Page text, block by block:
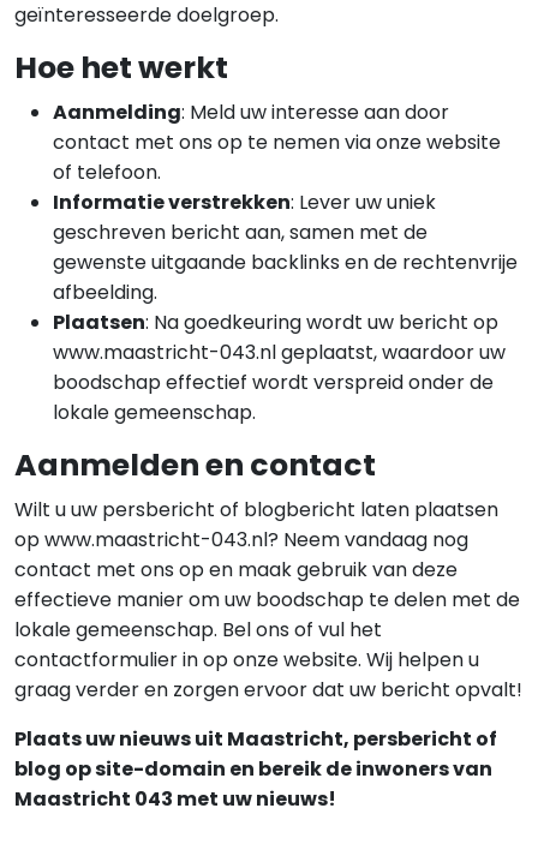
geïnteresseerde doelgroep.
Hoe het werkt
Aanmelding: Meld uw interesse aan door
contact met ons op te nemen via onze website
of telefoon.
Informatie verstrekken: Lever uw uniek
geschreven bericht aan, samen met de
gewenste uitgaande backlinks en de rechtenvrije
afbeelding.
Plaatsen: Na goedkeuring wordt uw bericht op
www.maastricht-043.nl geplaatst, waardoor uw
boodschap effectief wordt verspreid onder de
lokale gemeenschap.
Aanmelden en contact
Wilt u uw persbericht of blogbericht laten plaatsen
op www.maastricht-043.nl? Neem vandaag nog
contact met ons op en maak gebruik van deze
effectieve manier om uw boodschap te delen met de
lokale gemeenschap. Bel ons of vul het
contactformulier in op onze website. Wij helpen u
graag verder en zorgen ervoor dat uw bericht opvalt!
Plaats uw nieuws uit Maastricht, persbericht of
blog op site-domain en bereik de inwoners van
Maastricht 043 met uw nieuws!